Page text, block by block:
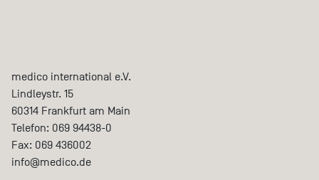
medico international e.V.
Lindleystr. 15
60314 Frankfurt am Main
Telefon: 069 94438-0
Fax: 069 436002
info@medico.de